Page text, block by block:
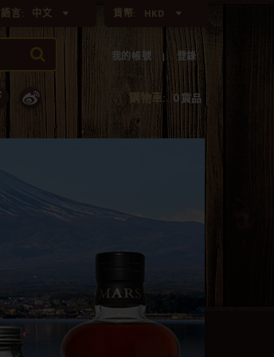
貨幣: HKD
語言: 中文
購物車: 0貨品
我的帳號 登錄